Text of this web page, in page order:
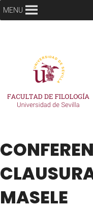
MENU
MASELE